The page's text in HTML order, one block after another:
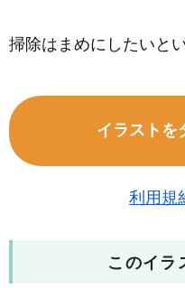
掃除はまめにしたいと
イラストを
利用規
このイラ